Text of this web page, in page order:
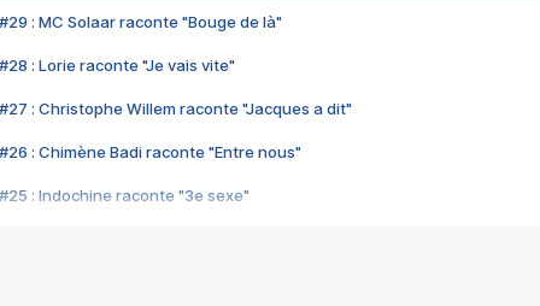
#29 : MC Solaar raconte "Bouge de là"
#28 : Lorie raconte "Je vais vite"
#27 : Christophe Willem raconte "Jacques a dit"
#26 : Chimène Badi raconte "Entre nous"
#25 : Indochine raconte "3e sexe"